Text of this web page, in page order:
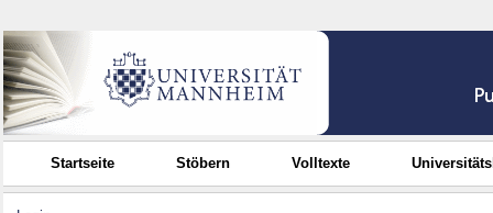
Startseite Stöbern Volltexte